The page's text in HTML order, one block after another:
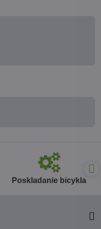
Poskladanie bicykla